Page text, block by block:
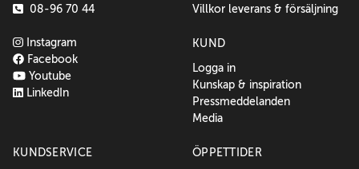
08-96 70 44
Instagram
Facebook
Youtube
LinkedIn
Villkor leverans & försäljning
KUND
Logga in
Kunskap & inspiration
Pressmeddelanden
Media
KUNDSERVICE
ÖPPETTIDER